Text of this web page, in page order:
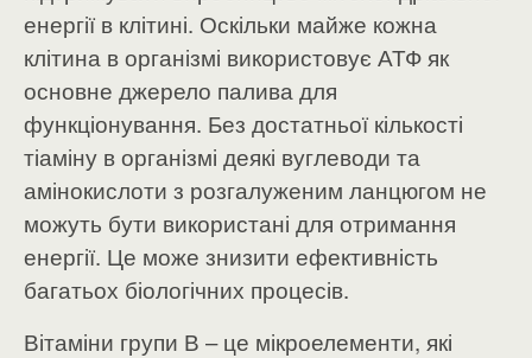
енергії в клітині. Оскільки майже кожна
клітина в організмі використовує АТФ як
основне джерело палива для
функціонування. Без достатньої кількості
тіаміну в організмі деякі вуглеводи та
амінокислоти з розгалуженим ланцюгом не
можуть бути використані для отримання
енергії. Це може знизити ефективність
багатьох біологічних процесів.
Вітаміни групи В – це мікроелементи, які